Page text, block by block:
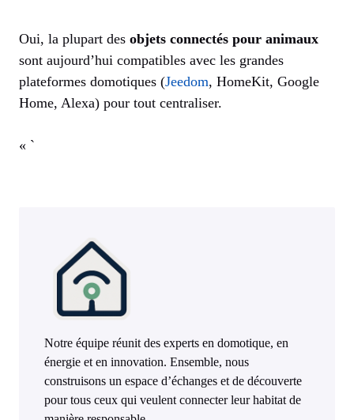
Oui, la plupart des objets connectés pour animaux
sont aujourd’hui compatibles avec les grandes
plateformes domotiques (Jeedom, HomeKit, Google
Home, Alexa) pour tout centraliser.
« `
Notre équipe réunit des experts en domotique, en
énergie et en innovation. Ensemble, nous
construisons un espace d’échanges et de découverte
pour tous ceux qui veulent connecter leur habitat de